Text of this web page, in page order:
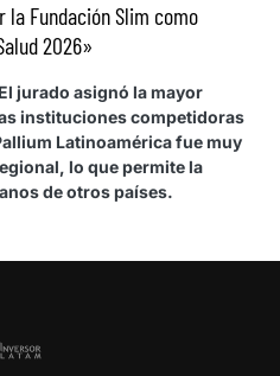
la Fundación Slim como
2026»
jurado asignó la mayor
instituciones competidoras
Latinoamérica fue muy
lo que permite la
de otros países.